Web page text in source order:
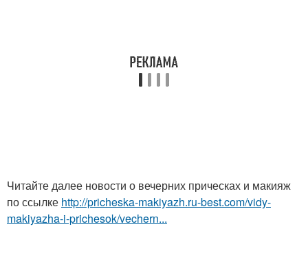
Читайте далее новости о вечерних прическах и макияж
по ссылке http://pricheska-makiyazh.ru-best.com/vidy-
makiyazha-i-prichesok/vechern...